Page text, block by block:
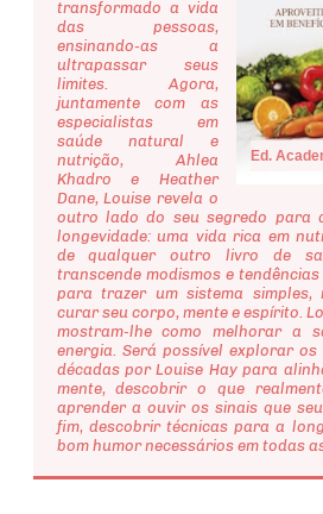
Ed.
transformado a vida
das pessoas,
ensinando-as a
ultrapassar seus
limites. Agora,
juntamente com as
especialistas em
saúde natural e
nutrição, Ahlea
Khadro e Heather
Dane, Louise revela o
outro lado do seu segredo para
longevidade: uma vida rica em
de qualquer outro livro de
transcende modismos e
para trazer um sistema simples,
curar seu corpo, mente e espírito.
mostram-lhe como melhorar a
energia. Será possível explorar
décadas por Louise Hay para
mente, descobrir o que
aprender a ouvir os sinais que
fim, descobrir técnicas para a
bom humor necessários em todas